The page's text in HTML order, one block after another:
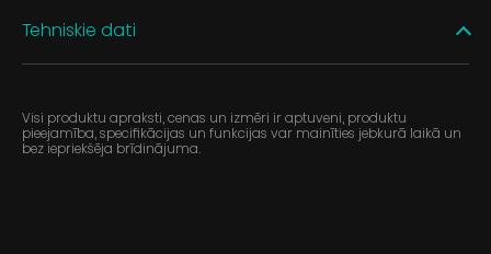
Tehniskie dati
Visi produktu apraksti, cenas un izmēri ir aptuveni, produktu
pieejamība, specifikācijas un funkcijas var mainīties jebkurā laikā un
bez iepriekšēja brīdinājuma.